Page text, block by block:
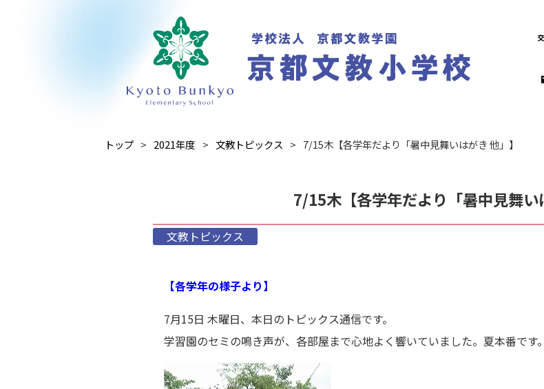
トップ 2021年度 文教トピックス 7/15木【各学年だより「暑中見舞いはがき 他」】
7/15木【各学年だより「暑中見舞い
文教トピックス
【各学年の様子より】
7月15日 木曜日、本日のトピックス通信です。
学習園のセミの鳴き声が、各部屋まで心地よく響いていました。夏本番です。